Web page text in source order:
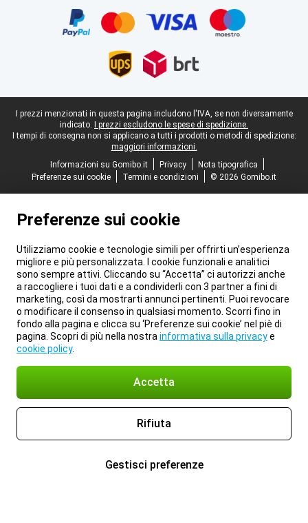
Piè di pagina legale
I prezzi menzionati in questa pagina includono l'IVA, se non diversamente
indicato.
I prezzi escludono le spese di spedizione.
I tempi di consegna non si applicano a tutti i prodotti o metodi di spedizione:
maggiori informazioni.
Informazioni su Gomibo.it
Privacy
Nota tipografica
Preferenze sui cookie
Termini e condizioni © 2026 Gomibo.it
Preferenze sui cookie
Utilizziamo cookie e tecnologie simili per offrirti un’esperienza
migliore e più personalizzata. I cookie funzionali e analitici
sono sempre attivi. Cliccando su “Accetta” ci autorizzi anche
a raccogliere i tuoi dati e a condividerli con 3 partner a fini di
marketing, così da mostrarti annunci pertinenti. Puoi revocare
o modificare il consenso in qualsiasi momento. Scorri fino in
fondo alla pagina e clicca su ‘Preferenze sui cookie’ nel piè di
pagina. Scopri di più nella nostra informativa sulla privacye
cookie policy.
Accetta
Rifiuta
Gestisci preferenze